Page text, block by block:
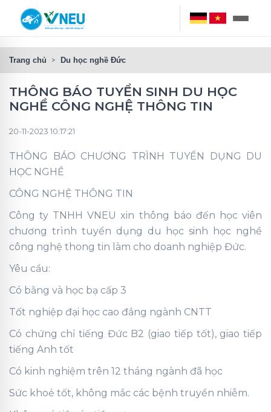
Trang chủ Du học nghề Đức
THÔNG BÁO TUYỂN SINH DU HỌC
NGHỀ CÔNG NGHỆ THÔNG TIN
20-11-2023 10:17:21
THÔNG BÁO CHƯƠNG TRÌNH TUYỂN DỤNG DU
HỌC NGHỀ
CÔNG NGHỆ THÔNG TIN
Công ty TNHH VNEU xin thông báo đến học viên
chương trình tuyển dụng du học sinh học nghề
công nghệ thong tin làm cho doanh nghiệp Đức.
Yêu cầu:
Có bằng và học bạ cấp 3
Tốt nghiệp đại học cao đẳng ngành CNTT
Có chứng chỉ tiếng Đức B2 (giao tiếp tốt), giao tiếp
tiếng Anh tốt
Có kinh nghiệm trên 12 tháng ngành đã học
Sức khoẻ tốt, không mắc các bệnh truyền nhiễm.